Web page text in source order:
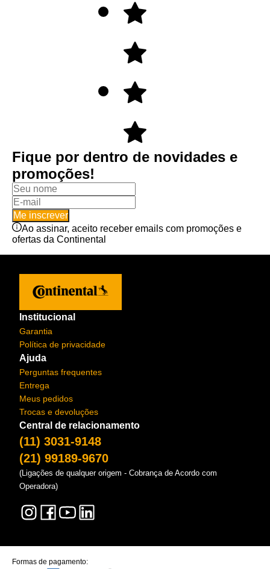
Fique por dentro de novidades e
promoções!
Me inscrever
Ao assinar, aceito receber emails com promoções e
ofertas da Continental
Institucional
Garantia
Política de privacidade
Ajuda
Perguntas frequentes
Entrega
Meus pedidos
Trocas e devoluções
Central de relacionamento
(11) 3031-9148
(21) 99189-9670
(Ligações de qualquer origem - Cobrança de Acordo com
Operadora)
Formas de pagamento: